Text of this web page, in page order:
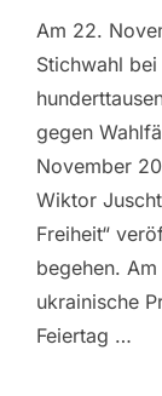
Am 22.
Stichwahl
gegen
November
Wiktor
Freiheit“
begehen.
ukrainische
Feiertag …